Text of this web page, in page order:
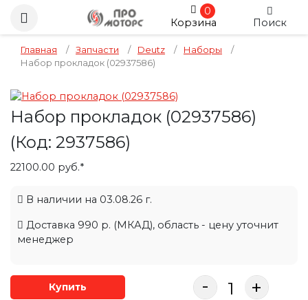
0
Корзина
Поиск
Главная / Запчасти / Deutz / Наборы
/
Набор прокладок (02937586)
Набор прокладок (02937586)
(Код: 2937586)
22100.00 руб.*
В наличии на 03.08.26 г.
Доставка 990 р. (МКАД), область - цену уточнит
менеджер
Купить - +